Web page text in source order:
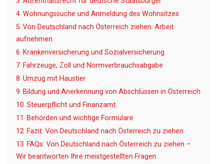
4 Wohnungssuche und Anmeldung des Wohnsitzes
5 Von Deutschland nach Österreich ziehen: Arbeit
aufnehmen
6 Krankenversicherung und Sozialversicherung
7 Fahrzeuge, Zoll und Normverbrauchsabgabe
8 Umzug mit Haustier
9 Bildung und Anerkennung von Abschlüssen in Österreich
10 Steuerpflicht und Finanzamt
11
Behörden und wichtige Formulare
12 Fazit: Von Deutschland nach Österreich zu ziehen
13 FAQs: Von Deutschland nach Österreich zu ziehen –
Wir beantworten Ihre meistgestellten Fragen